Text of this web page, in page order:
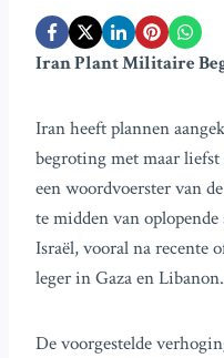
Iran Plant Militaire
Iran heeft plannen
begroting met maar
een woordvoerster van
te midden van
Israël, vooral na recente
leger in Gaza en Libanon.
De voorgestelde